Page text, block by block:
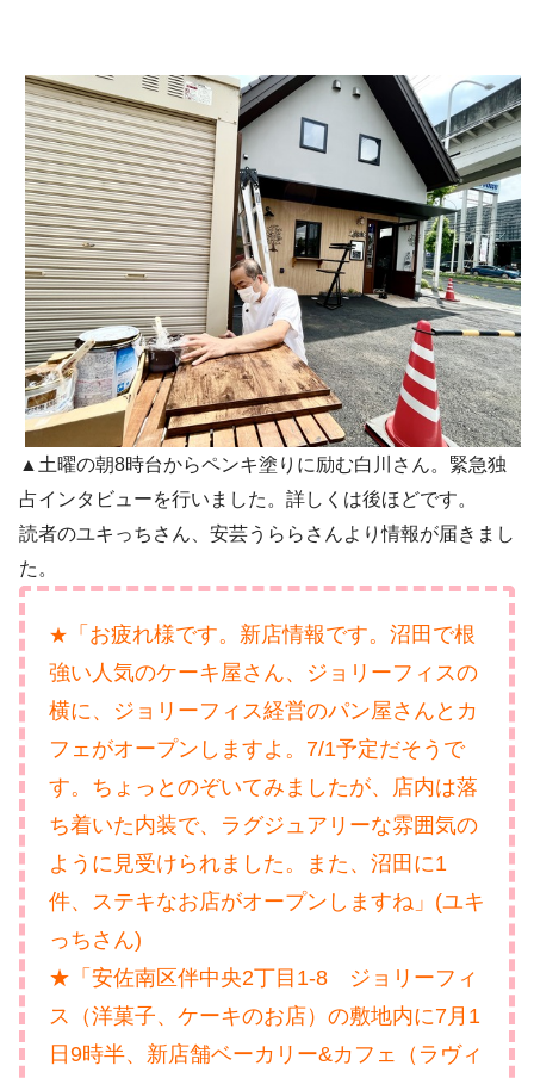
▲土曜の朝8時台からペンキ塗りに励む白川さん。緊急独
占インタビューを行いました。詳しくは後ほどです。
読者のユキっちさん、安芸うららさんより情報が届きまし
た。
★
「お疲れ様です。新店情報です。沼田で根
強い人気のケーキ屋さん、ジョリーフィスの
横に、ジョリーフィス経営のパン屋さんとカ
フェがオープンしますよ。7/1予定だそうで
す。ちょっとのぞいてみましたが、店内は落
ち着いた内装で、ラグジュアリーな雰囲気の
ように見受けられました。また、沼田に1
件、ステキなお店がオープンしますね」(ユキ
っちさん)
★「安佐南区伴中央2丁目1-8 ジョリーフィ
ス（洋菓子、ケーキのお店）の敷地内に7月1
日9時半、新店舗ベーカリー&カフェ（ラヴィ